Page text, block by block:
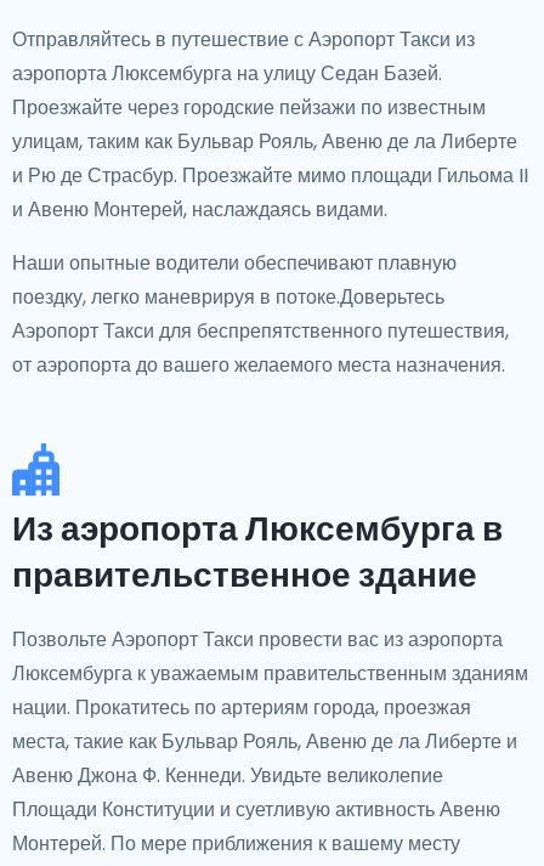
Отправляйтесь в путешествие с Аэропорт Такси из
аэропорта Люксембурга на улицу Седан Базей.
Проезжайте через городские пейзажи по известным
улицам, таким как Бульвар Рояль, Авеню де ла Либерте
и Рю де Страсбур. Проезжайте мимо площади Гильома II
и Авеню Монтерей, наслаждаясь видами.
Наши опытные водители обеспечивают плавную
поездку, легко маневрируя в потоке.Доверьтесь
Аэропорт Такси для беспрепятственного путешествия,
от аэропорта до вашего желаемого места назначения.
Из аэропорта Люксембурга в
правительственное здание
Позвольте Аэропорт Такси провести вас из аэропорта
Люксембурга к уважаемым правительственным зданиям
нации. Прокатитесь по артериям города, проезжая
места, такие как Бульвар Рояль, Авеню де ла Либерте и
Авеню Джона Ф. Кеннеди. Увидьте великолепие
Площади Конституции и суетливую активность Авеню
Монтерей. По мере приближения к вашему месту